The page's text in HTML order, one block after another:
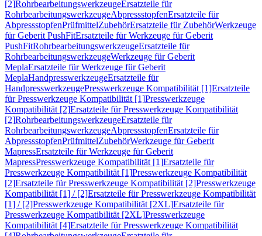
[2]RohrbearbeitungswerkzeugeErsatzteile für
RohrbearbeitungswerkzeugeAbpressstopfenErsatzteile für
AbpressstopfenPrüfmittelZubehörErsatzteile für ZubehörWerkzeuge
für Geberit PushFitErsatzteile für Werkzeuge für Geberit
PushFitRohrbearbeitungswerkzeugeErsatzteile für
RohrbearbeitungswerkzeugeWerkzeuge für Geberit
MeplaErsatzteile für Werkzeuge für Geberit
MeplaHandpresswerkzeugeErsatzteile für
HandpresswerkzeugePresswerkzeuge Kompatibilität [1]Ersatzteile
für Presswerkzeuge Kompatibilität [1]Presswerkzeuge
Kompatibilität [2]Ersatzteile für Presswerkzeuge Kompatibilität
[2]RohrbearbeitungswerkzeugeErsatzteile für
RohrbearbeitungswerkzeugeAbpressstopfenErsatzteile für
AbpressstopfenPrüfmittelZubehörWerkzeuge für Geberit
MapressErsatzteile für Werkzeuge für Geberit
MapressPresswerkzeuge Kompatibilität [1]Ersatzteile für
Presswerkzeuge Kompatibilität [1]Presswerkzeuge Kompatibilität
[2]Ersatzteile für Presswerkzeuge Kompatibilität [2]Presswerkzeuge
Kompatibilität [1] / [2]Ersatzteile für Presswerkzeuge Kompatibilität
[1] / [2]Presswerkzeuge Kompatibilität [2XL]Ersatzteile für
Presswerkzeuge Kompatibilität [2XL]Presswerkzeuge
Kompatibilität [4]Ersatzteile für Presswerkzeuge Kompatibilität